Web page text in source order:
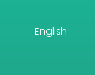
English